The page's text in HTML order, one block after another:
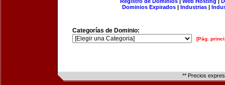
Dominios Expirados | Industrias |
Categorías de Dominio:
[Pág.
** Precios